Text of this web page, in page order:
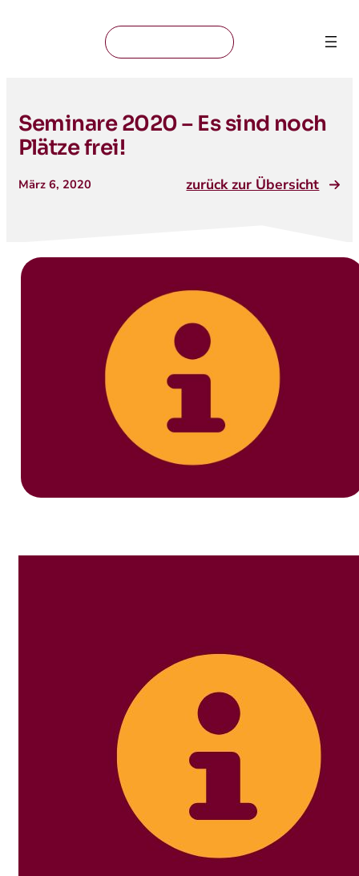
Seminare 2020 – Es sind noch
Plätze frei!
März 6, 2020 zurück zur Übersicht